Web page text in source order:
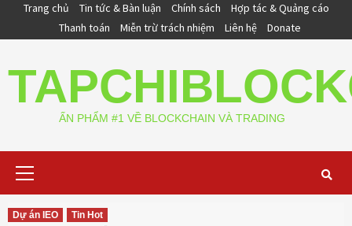
Trang chủ Tin tức & Bàn luận Chính sách
Hợp tác & Quảng cáo
Thanh toán
Miễn trừ trách nhiệm Liên hệ Donate
ẤN PHẨM #1 VỀ BLOCKCHAIN VÀ TRADING
Dự án IEO Tin Hot